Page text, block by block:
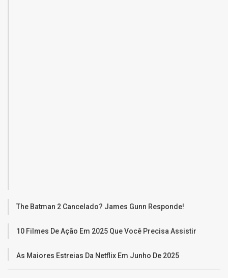
The Batman 2 Cancelado? James Gunn Responde!
10 Filmes De Ação Em 2025 Que Você Precisa Assistir
As Maiores Estreias Da Netflix Em Junho De 2025